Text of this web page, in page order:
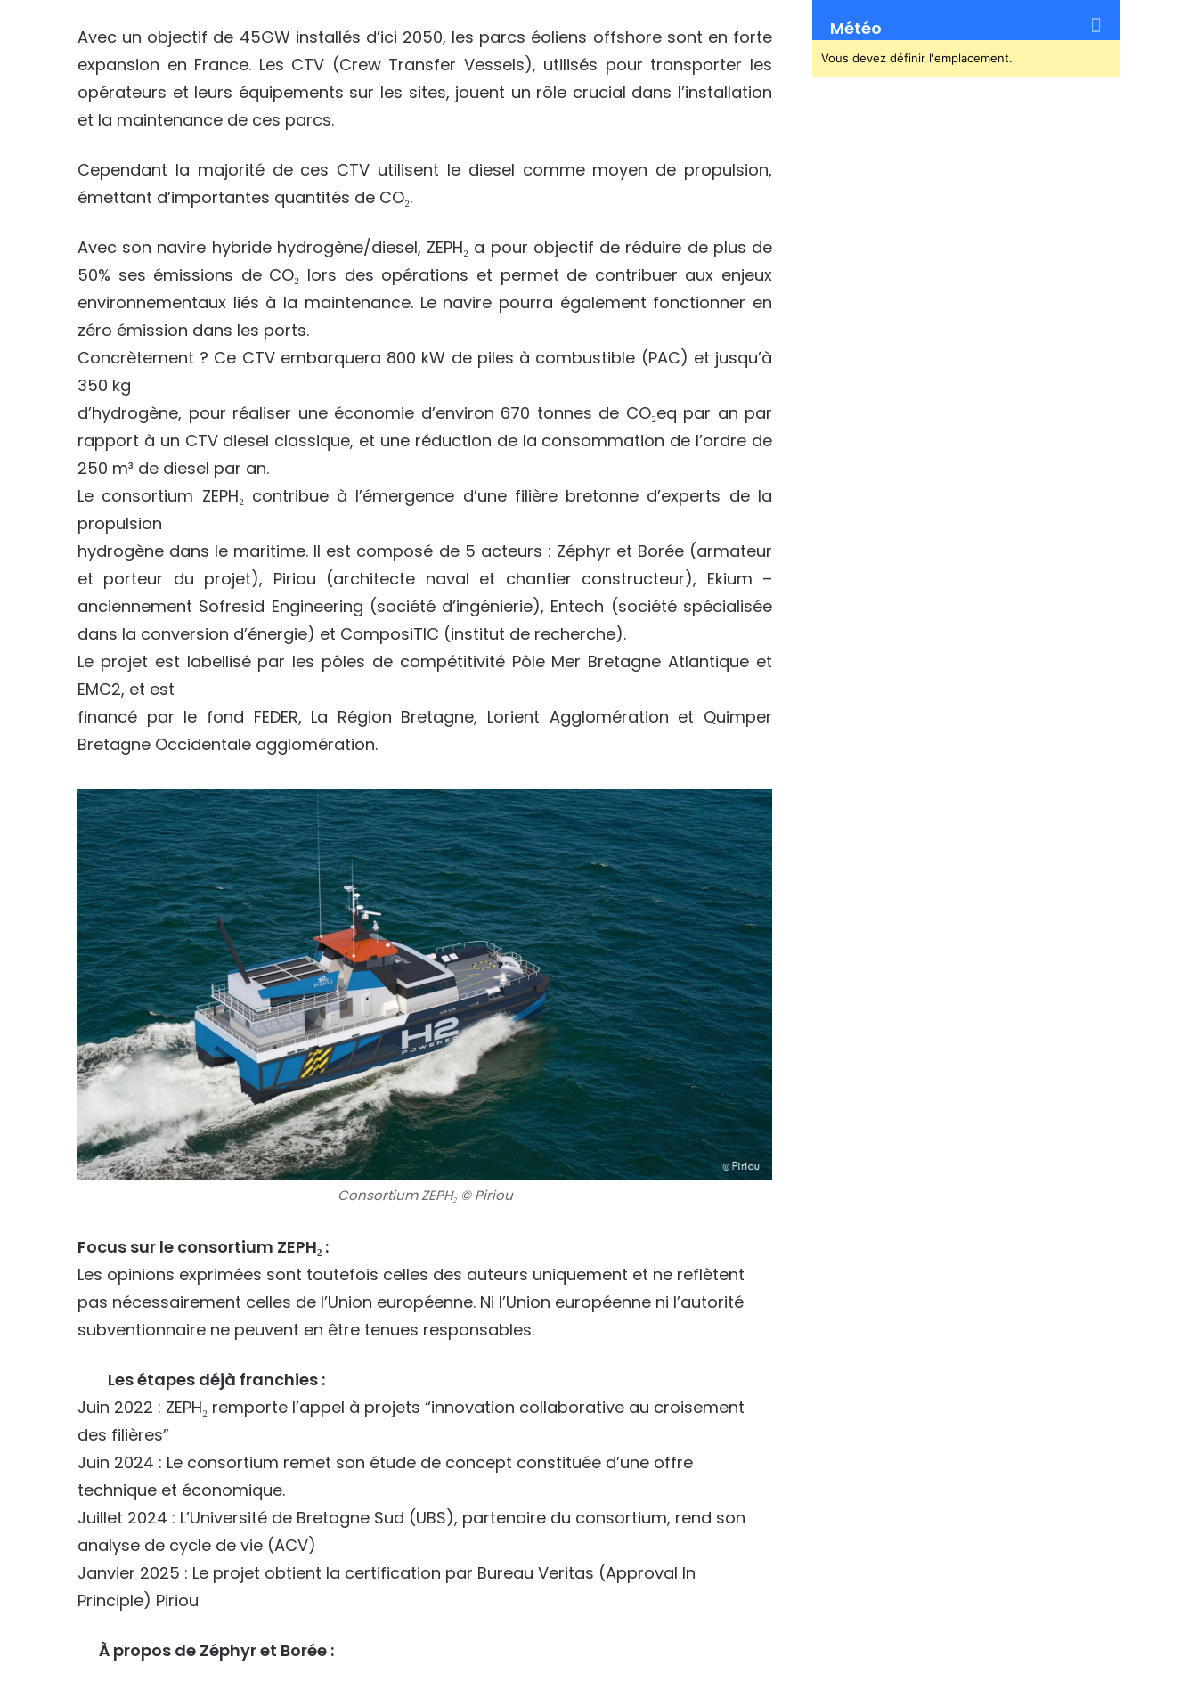
Avec un objectif de 45GW installés d’ici 2050, les parcs éoliens offshore sont en forte
expansion en France. Les CTV (Crew Transfer Vessels), utilisés pour transporter les
opérateurs et leurs équipements sur les sites, jouent un rôle crucial dans l’installation
et la maintenance de ces parcs.
Cependant la majorité de ces CTV utilisent le diesel comme moyen de propulsion,
émettant d’importantes quantités de CO₂.
Avec son navire hybride hydrogène/diesel, ZEPH₂ a pour objectif de réduire de plus de
50% ses émissions de CO₂ lors des opérations et permet de contribuer aux enjeux
environnementaux liés à la maintenance. Le navire pourra également fonctionner en
zéro émission dans les ports.
Concrètement ? Ce CTV embarquera 800 kW de piles à combustible (PAC) et jusqu’à
350 kg
d’hydrogène, pour réaliser une économie d’environ 670 tonnes de CO₂eq par an par
rapport à un CTV diesel classique, et une réduction de la consommation de l’ordre de
250 m³ de diesel par an.
Le consortium ZEPH₂ contribue à l’émergence d’une filière bretonne d’experts de la
propulsion
hydrogène dans le maritime. Il est composé de 5 acteurs : Zéphyr et Borée (armateur
et porteur du projet), Piriou (architecte naval et chantier constructeur), Ekium –
anciennement Sofresid Engineering (société d’ingénierie), Entech (société spécialisée
dans la conversion d’énergie) et ComposiTIC (institut de recherche).
Le projet est labellisé par les pôles de compétitivité Pôle Mer Bretagne Atlantique et
EMC2, et est
financé par le fond FEDER, La Région Bretagne, Lorient Agglomération et Quimper
Bretagne Occidentale agglomération.
Consortium ZEPH₂ © Piriou
Focus sur le consortium ZEPH₂ :
Les opinions exprimées sont toutefois celles des auteurs uniquement et ne reflètent
pas nécessairement celles de l’Union européenne. Ni l’Union européenne ni l’autorité
subventionnaire ne peuvent en être tenues responsables.
Les étapes déjà franchies :
Juin 2022 : ZEPH₂ remporte l’appel à projets “innovation collaborative au croisement
des filières”
Juin 2024 : Le consortium remet son étude de concept constituée d’une offre
technique et économique.
Juillet 2024 : L’Université de Bretagne Sud (UBS), partenaire du consortium, rend son
analyse de cycle de vie (ACV)
Janvier 2025 : Le projet obtient la certification par Bureau Veritas (Approval In
Principle) Piriou
À propos de Zéphyr et Borée :
Météo
Vous devez définir l'emplacement.